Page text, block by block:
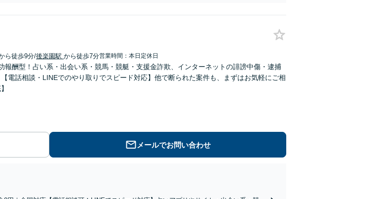
ら徒歩9分/後楽園駅 から徒歩7分営業時間：本日定休日
報酬型！占い系・出会い系・競馬・競艇・支援金詐欺、インターネットの誹謗中傷・逮捕
電話相談・LINEでのやり取りでスピード対応】他で断られた案件も、まずはお気軽にご相
メールでお問い合わせ